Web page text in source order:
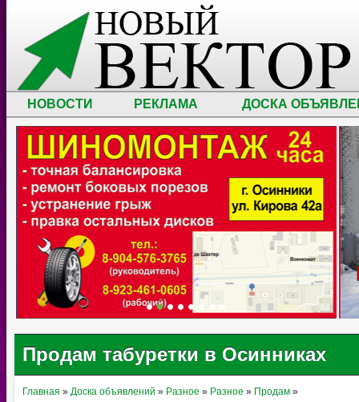
НОВОСТИ РЕКЛАМА ДОСКА
Продам табуретки в Осинниках
Главная » Доска объявлений » Разное » Разное » Продам »